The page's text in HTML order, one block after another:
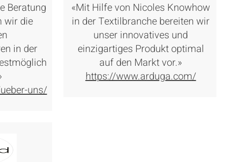
Beratung
wir die
in der
uns/
«Mit Hilfe von Nicoles Knowhow
in der Textilbranche bereiten wir
unser innovatives und
einzigartiges Produkt optimal
auf den Markt vor.»
https://www.arduga.com/